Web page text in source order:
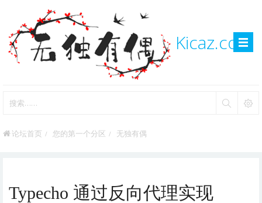
Kicaz.com
论坛首页 您的第一个分区 无独有偶
Typecho 通过反向代理实现